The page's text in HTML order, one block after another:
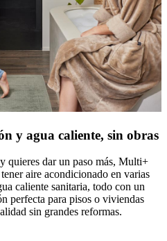
y agua caliente, sin obras
quieres dar un paso más, Multi+
aire acondicionado en varias
caliente sanitaria, todo con un
perfecta para pisos o viviendas
sin grandes reformas.